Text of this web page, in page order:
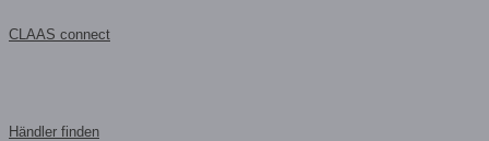
CLAAS connect
Händler finden